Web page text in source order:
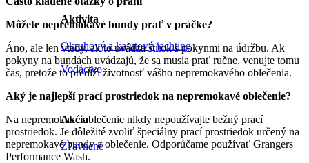
Aktivita
Okruhový a kajutový jachting
Vodáctvo
Akcia
Zľavnené
Môžete nepremokavé bundy prať v práčke?
Áno, ale len vtedy, ak to uvádza štítok s pokynmi na údržbu. Ak
pokyny na bundách uvádzajú, že sa musia prať ručne, venujte tomu
čas, pretože to predĺži životnosť vášho nepremokavého oblečenia.
Aký je najlepší prací prostriedok na nepremokavé oblečenie?
Na nepremokavé oblečenie nikdy nepoužívajte bežný prací
prostriedok. Je dôležité zvoliť špeciálny prací prostriedok určený na
nepremokavé bundy a oblečenie. Odporúčame používať Grangers
Performance Wash.